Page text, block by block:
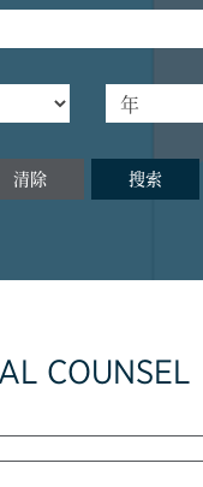
清除 搜索
COUNSEL